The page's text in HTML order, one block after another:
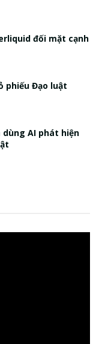
đối mặt cạnh
phiếu Đạo luật
dùng AI phát hiện